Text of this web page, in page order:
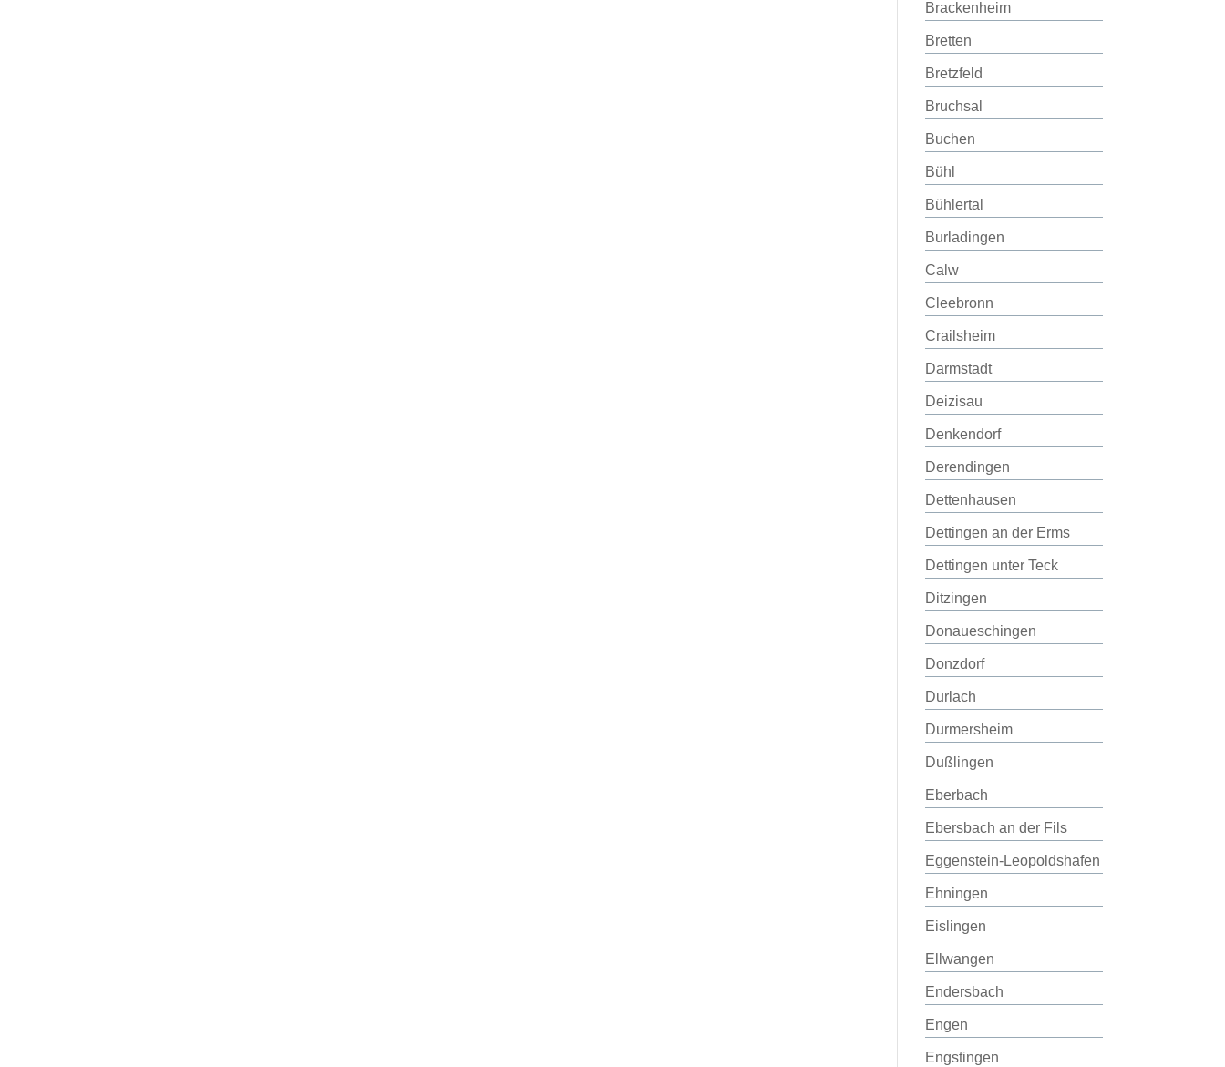
Brackenheim
Bretten
Bretzfeld
Bruchsal
Buchen
Bühl
Bühlertal
Burladingen
Calw
Cleebronn
Crailsheim
Darmstadt
Deizisau
Denkendorf
Derendingen
Dettenhausen
Dettingen an der Erms
Dettingen unter Teck
Ditzingen
Donaueschingen
Donzdorf
Durlach
Durmersheim
Dußlingen
Eberbach
Ebersbach an der Fils
Eggenstein-Leopoldshafen
Ehningen
Eislingen
Ellwangen
Endersbach
Engen
Engstingen